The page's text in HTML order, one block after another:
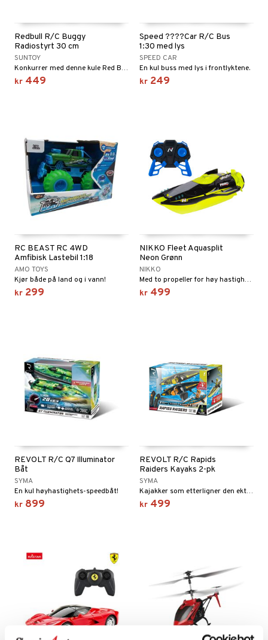
Redbull R/C Buggy
Radiostyrt 30 cm
SUNTOY
Konkurrer med denne kule Red Bull-bilen!
kr 449
Speed ????Car R/C Bus
1:30 med lys
SPEED CAR
En kul buss med lys i frontlyktene.
kr 249
RC BEAST RC 4WD
Amfibisk Lastebil 1:18
AMO TOYS
Kjør både på land og i vann!
kr 299
NIKKO Fleet Aquasplit
Neon Grønn
NIKKO
Med to propeller for høy hastighet og manøvrerbarhet!
kr 499
REVOLT R/C Q7 Illuminator
Båt
SYMA
En kul høyhastighets-speedbåt!
kr 899
REVOLT R/C Rapids
Raiders Kayaks 2-pk
SYMA
Kajakker som etterligner den ekte padlebevegelsen.
kr 499